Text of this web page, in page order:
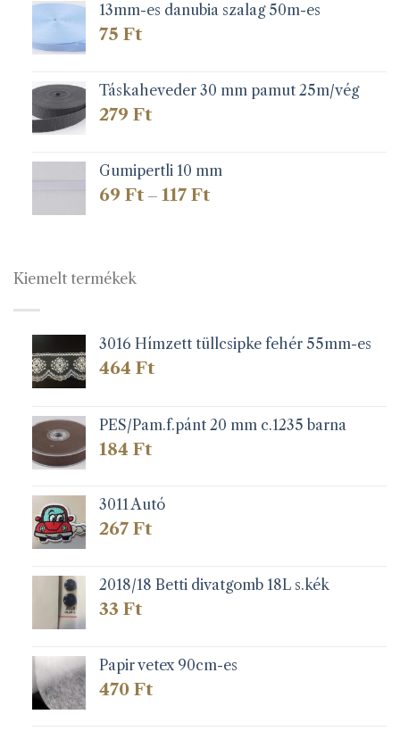
13mm-es danubia szalag 50m-es
75 Ft
Táskaheveder 30 mm pamut 25m/vég
279 Ft
Gumipertli 10 mm
69 Ft – 117 FtÁrtartomány:
Kiemelt termékek
3016 Hímzett tüllcsipke fehér 55mm-es
464 Ft
PES/Pam.f.pánt 20 mm c.1235 barna
184 Ft
3011 Autó
267 Ft
2018/18 Betti divatgomb 18L s.kék
33 Ft
Papir vetex 90cm-es
470 Ft